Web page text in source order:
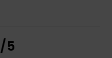
/5